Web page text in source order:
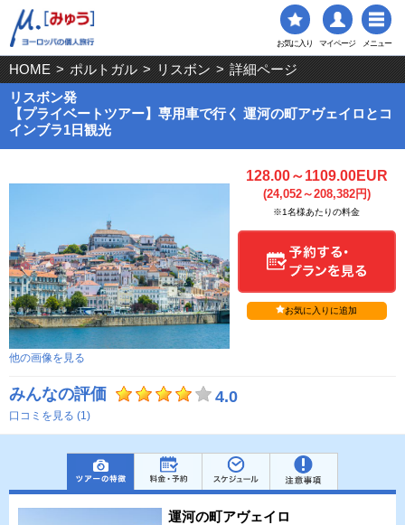
お気に入り マイページ メニュー
HOME > ポルトガル > リスボン > 詳細ページ
リスボン発
【プライベートツアー】専用車で行く 運河の町アヴェイロとコ
インブラ1日観光
他の画像を見る
128.00～1109.00EUR
(24,052～208,382円)
※1名様あたりの料金
お気に入りに追加
みんなの評価 4.0
口コミを見る (1)
運河の町アヴェイロ